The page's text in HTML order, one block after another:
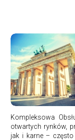
Kompleksowa
otwartych rynków,
jak i karne – często